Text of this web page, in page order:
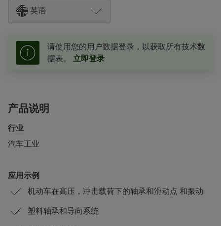
英语
请使用您的用户数据登录，以获取所有技术数
据表。 立即登录
产品说明
行业
汽车工业
应用示例
机动车在高压，冲击载荷下的轴承和滑动点 和振动
塑料轴承和导向系统